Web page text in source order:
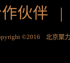
伙伴
©2016 北京聚